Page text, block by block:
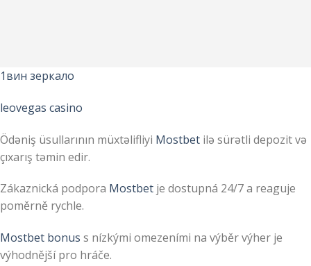
1вин зеркало
leovegas casino
Ödəniş üsullarının müxtəlifliyi Mostbet ilə sürətli depozit və
çıxarış təmin edir.
Zákaznická podpora Mostbet je dostupná 24/7 a reaguje
poměrně rychle.
Mostbet bonus s nízkými omezeními na výběr výher je
výhodnější pro hráče.